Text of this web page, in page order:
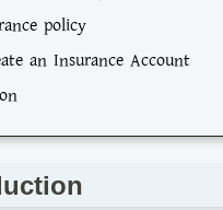
policy
an Insurance Account